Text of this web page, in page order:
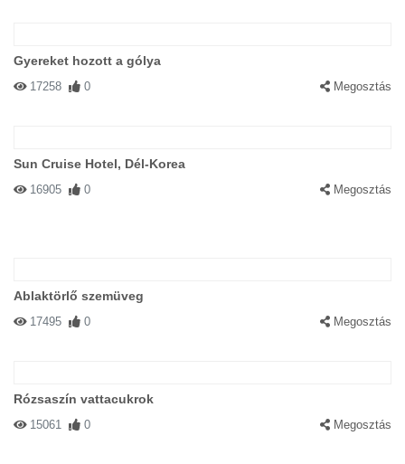
Gyereket hozott a gólya
17258 0 Megosztás
Sun Cruise Hotel, Dél-Korea
16905 0 Megosztás
Ablaktörlő szemüveg
17495 0 Megosztás
Rózsaszín vattacukrok
15061 0 Megosztás